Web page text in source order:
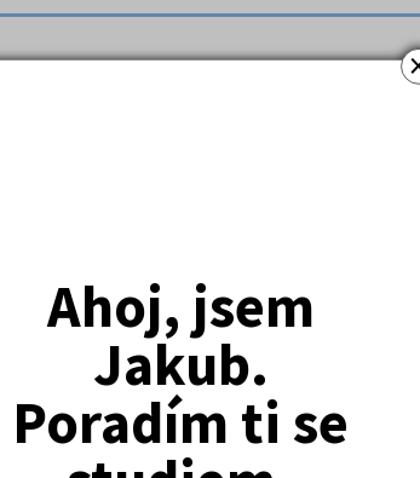
Ahoj, jsem
Jakub.
Poradím ti se
Lermontov.